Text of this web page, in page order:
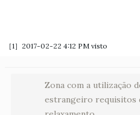
［1］2017-02-22 4:12 PM visto
Zona com a utilização
estrangeiro requisitos